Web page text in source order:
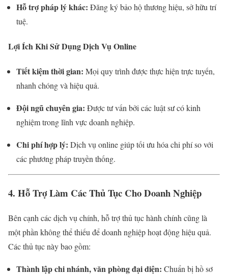
Hỗ trợ pháp lý khác: Đăng ký bảo hộ thương hiệu, sở hữu trí
tuệ.
Lợi Ích Khi Sử Dụng Dịch Vụ Online
Tiết kiệm thời gian: Mọi quy trình được thực hiện trực tuyến,
nhanh chóng và hiệu quả.
Đội ngũ chuyên gia: Được tư vấn bởi các luật sư có kinh
nghiệm trong lĩnh vực doanh nghiệp.
Chi phí hợp lý: Dịch vụ online giúp tối ưu hóa chi phí so với
các phương pháp truyền thống.
4. Hỗ Trợ Làm Các Thủ Tục Cho Doanh Nghiệp
Bên cạnh các dịch vụ chính, hỗ trợ thủ tục hành chính cũng là
một phần không thể thiếu để doanh nghiệp hoạt động hiệu quả.
Các thủ tục này bao gồm:
Thành lập chi nhánh, văn phòng đại diện: Chuẩn bị hồ sơ